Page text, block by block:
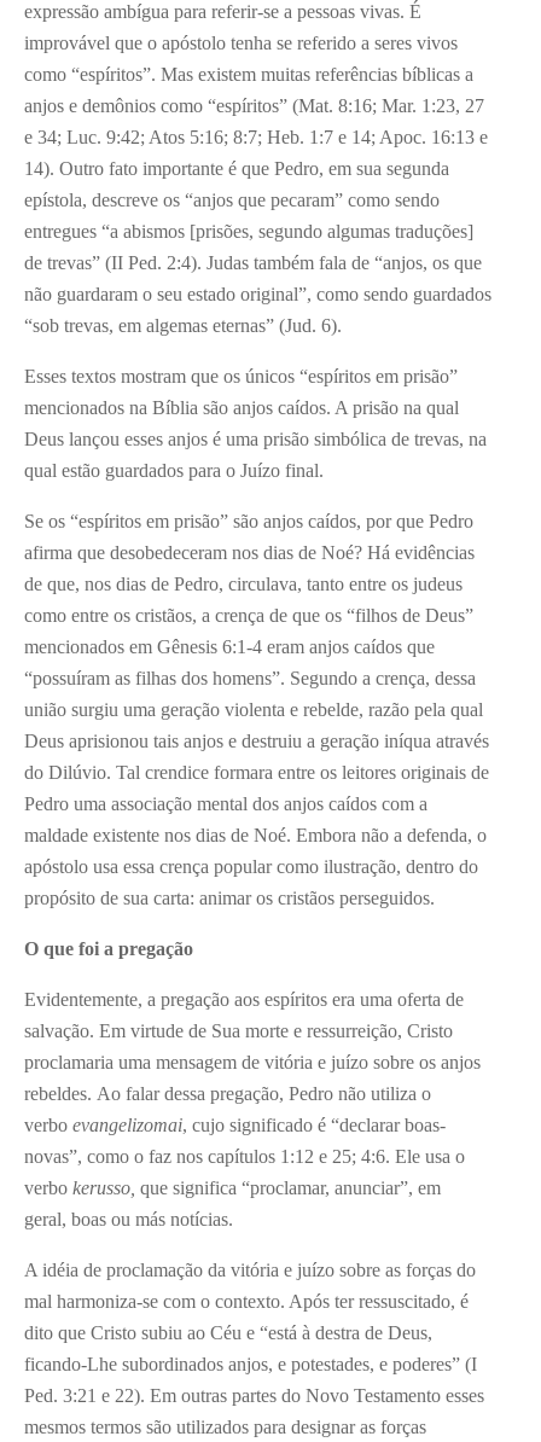
expressão ambígua para referir-se a pessoas vivas. É
improvável que o apóstolo tenha se referido a seres vivos
como “espíritos”. Mas existem muitas referências bíblicas a
anjos e demônios como “espíritos” (Mat. 8:16; Mar. 1:23, 27
e 34; Luc. 9:42; Atos 5:16; 8:7; Heb. 1:7 e 14; Apoc. 16:13 e
14). Outro fato importante é que Pedro, em sua segunda
epístola, descreve os “anjos que pecaram” como sendo
entregues “a abismos [prisões, segundo algumas traduções]
de trevas” (II Ped. 2:4). Judas também fala de “anjos, os que
não guardaram o seu estado original”, como sendo guardados
“sob trevas, em algemas eternas” (Jud. 6).
Esses textos mostram que os únicos “espíritos em prisão”
mencionados na Bíblia são anjos caídos. A prisão na qual
Deus lançou esses anjos é uma prisão simbólica de trevas, na
qual estão guardados para o Juízo final.
Se os “espíritos em prisão” são anjos caídos, por que Pedro
afirma que desobedeceram nos dias de Noé? Há evidências
de que, nos dias de Pedro, circulava, tanto entre os judeus
como entre os cristãos, a crença de que os “filhos de Deus”
mencionados em Gênesis 6:1-4 eram anjos caídos que
“possuíram as filhas dos homens”. Segundo a crença, dessa
união surgiu uma geração violenta e rebelde, razão pela qual
Deus aprisionou tais anjos e destruiu a geração iníqua através
do Dilúvio. Tal crendice formara entre os leitores originais de
Pedro uma associação mental dos anjos caídos com a
maldade existente nos dias de Noé. Embora não a defenda, o
apóstolo usa essa crença popular como ilustração, dentro do
propósito de sua carta: animar os cristãos perseguidos.
O que foi a pregação
Evidentemente, a pregação aos espíritos era uma oferta de
salvação. Em virtude de Sua morte e ressurreição, Cristo
proclamaria uma mensagem de vitória e juízo sobre os anjos
rebeldes. Ao falar dessa pregação, Pedro não utiliza o
verbo evangelizomai, cujo significado é “declarar boas-
novas”, como o faz nos capítulos 1:12 e 25; 4:6. Ele usa o
verbo kerusso, que significa “proclamar, anunciar”, em
geral, boas ou más notícias.
A idéia de proclamação da vitória e juízo sobre as forças do
mal harmoniza-se com o contexto. Após ter ressuscitado, é
dito que Cristo subiu ao Céu e “está à destra de Deus,
ficando-Lhe subordinados anjos, e potestades, e poderes” (I
Ped. 3:21 e 22). Em outras partes do Novo Testamento esses
mesmos termos são utilizados para designar as forças